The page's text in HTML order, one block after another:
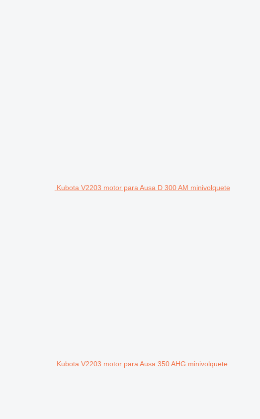
Kubota V2203 motor para Ausa D 300 AM minivolquete
Kubota V2203 motor para Ausa 350 AHG minivolquete